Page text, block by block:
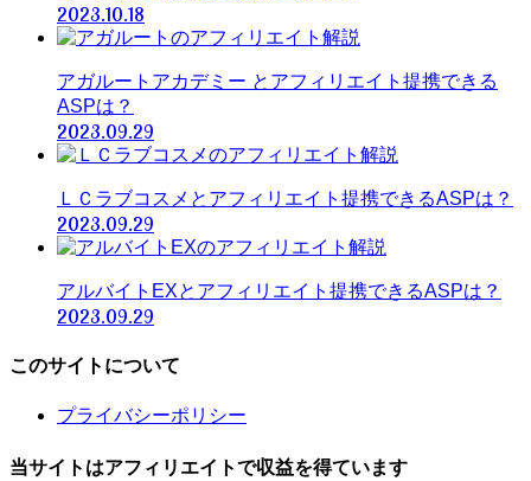
2023.10.18
アガルートアカデミー とアフィリエイト提携できる
ASPは？
2023.09.29
ＬＣラブコスメとアフィリエイト提携できるASPは？
2023.09.29
アルバイトEXとアフィリエイト提携できるASPは？
2023.09.29
このサイトについて
プライバシーポリシー
当サイトはアフィリエイトで収益を得ています